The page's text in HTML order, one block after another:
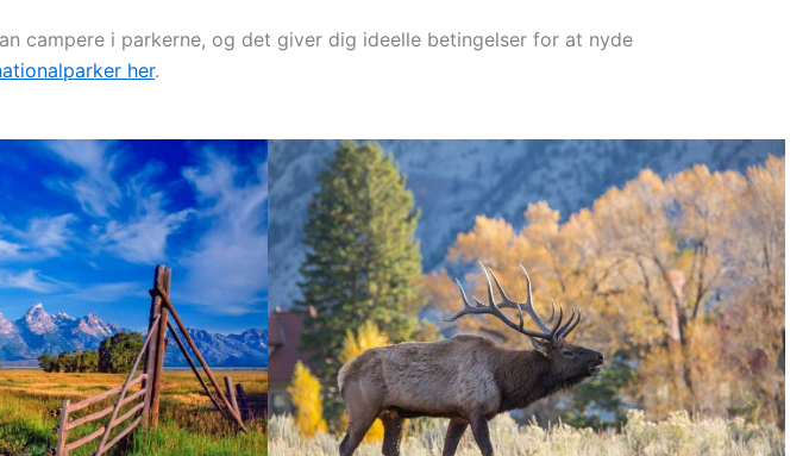
campere i parkerne, og det giver dig ideelle betingelser for at nyde
her.